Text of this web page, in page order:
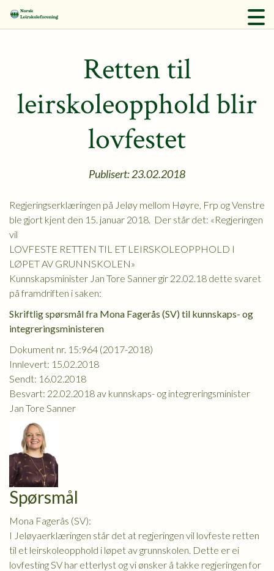
Retten til
leirskoleopphold blir
lovfestet
Publisert: 23.02.2018
Regjeringserklæringen på Jeløy mellom Høyre, Frp og Venstre
ble gjort kjent den 15. januar 2018. Der står det: «Regjeringen
vil
LOVFESTE RETTEN TIL ET LEIRSKOLEOPPHOLD I
LØPET AV GRUNNSKOLEN»
Kunnskapsminister Jan Tore Sanner gir 22.02.18 dette svaret
på framdriften i saken:
Skriftlig spørsmål fra Mona Fagerås (SV) til kunnskaps- og
integreringsministeren
Dokument nr. 15:964 (2017-2018)
Innlevert: 15.02.2018
Sendt: 16.02.2018
Besvart: 22.02.2018 av kunnskaps- og integreringsminister
Jan Tore Sanner
Spørsmål
Mona Fagerås (SV):
I Jeløyaerklæringen står det at regjeringen vil lovfeste retten
til et leirskoleopphold i løpet av grunnskolen. Dette er ei
lovfesting SV har etterlyst og vi ønsker å takke regjeringen for